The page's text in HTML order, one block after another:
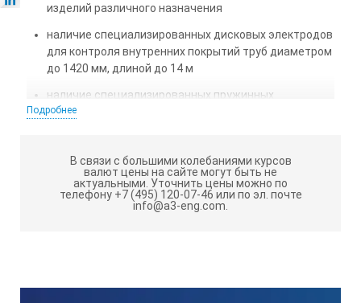
изделий различного назначения
наличие специализированных дисковых электродов
для контроля внутренних покрытий труб диаметром
до 1420 мм, длиной до 14 м
наличие специализированных пружинных
электродов для контроля внешних покрытий труб
высокая безопасность работы за счет импульсного
режима работы
малые габариты и вес
Подробнее
В связи с большими колебаниями курсов
валют цены на сайте могут быть не
актуальными. Уточнить цены можно по
телефону +7 (495) 120-07-46 или по эл. почте
info@a3-eng.com.